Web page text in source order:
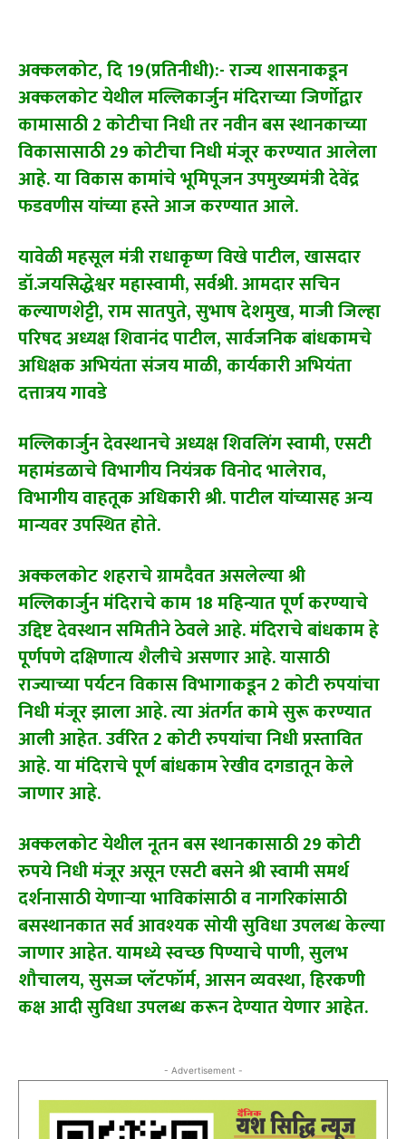
अक्कलकोट, दि 19(प्रतिनीधी):- राज्य शासनाकडून
अक्कलकोट येथील मल्लिकार्जुन मंदिराच्या जिर्णोद्वार
कामासाठी 2 कोटीचा निधी तर नवीन बस स्थानकाच्या
विकासासाठी 29 कोटीचा निधी मंजूर करण्यात आलेला
आहे. या विकास कामांचे भूमिपूजन उपमुख्यमंत्री देवेंद्र
फडवणीस यांच्या हस्ते आज करण्यात आले.
यावेळी महसूल मंत्री राधाकृष्ण विखे पाटील, खासदार
डॉ.जयसिद्धेश्वर महास्वामी, सर्वश्री. आमदार सचिन
कल्याणशेट्टी, राम सातपुते, सुभाष देशमुख, माजी जिल्हा
परिषद अध्यक्ष शिवानंद पाटील, सार्वजनिक बांधकामचे
अधिक्षक अभियंता संजय माळी, कार्यकारी अभियंता
दत्तात्रय गावडे
मल्लिकार्जुन देवस्थानचे अध्यक्ष शिवलिंग स्वामी, एसटी
महामंडळाचे विभागीय नियंत्रक विनोद भालेराव,
विभागीय वाहतूक अधिकारी श्री. पाटील यांच्यासह अन्य
मान्यवर उपस्थित होते.
अक्कलकोट शहराचे ग्रामदैवत असलेल्या श्री
मल्लिकार्जुन मंदिराचे काम 18 महिन्यात पूर्ण करण्याचे
उद्दिष्ट देवस्थान समितीने ठेवले आहे. मंदिराचे बांधकाम हे
पूर्णपणे दक्षिणात्य शैलीचे असणार आहे. यासाठी
राज्याच्या पर्यटन विकास विभागाकडून 2 कोटी रुपयांचा
निधी मंजूर झाला आहे. त्या अंतर्गत कामे सुरू करण्यात
आली आहेत. उर्वरित 2 कोटी रुपयांचा निधी प्रस्तावित
आहे. या मंदिराचे पूर्ण बांधकाम रेखीव दगडातून केले
जाणार आहे.
अक्कलकोट येथील नूतन बस स्थानकासाठी 29 कोटी
रुपये निधी मंजूर असून एसटी बसने श्री स्वामी समर्थ
दर्शनासाठी येणाऱ्या भाविकांसाठी व नागरिकांसाठी
बसस्थानकात सर्व आवश्यक सोयी सुविधा उपलब्ध केल्या
जाणार आहेत. यामध्ये स्वच्छ पिण्याचे पाणी, सुलभ
शौचालय, सुसज्ज प्लॅटफॉर्म, आसन व्यवस्था, हिरकणी
कक्ष आदी सुविधा उपलब्ध करून देण्यात येणार आहेत.
- Advertisement -